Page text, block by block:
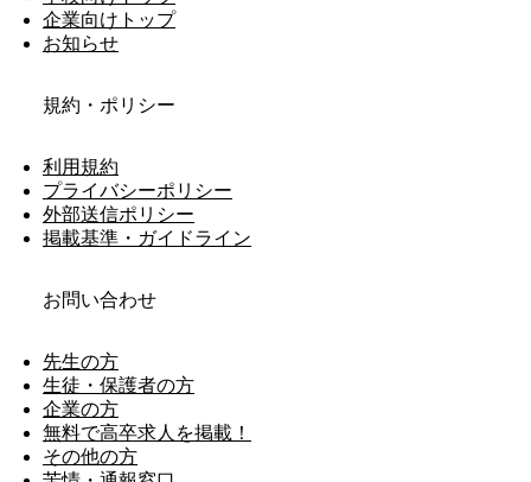
企業向けトップ
お知らせ
規約・ポリシー
利用規約
プライバシーポリシー
外部送信ポリシー
掲載基準・ガイドライン
お問い合わせ
先生の方
生徒・保護者の方
企業の方
無料で高卒求人を掲載！
その他の方